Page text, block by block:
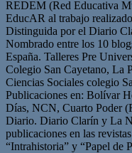
REDEM (Red Educativa
EducAR al trabajo
Distinguida por el Diario
Nombrado entre los 10
España. Talleres Pre
Colegio San Cayetano, La
Ciencias Sociales colegio
Publicaciones en: Bolívar
Días, NCN, Cuarto Poder
Diario. Diario Clarín y La
publicaciones en las
“Intrahistoria” y “Papel de